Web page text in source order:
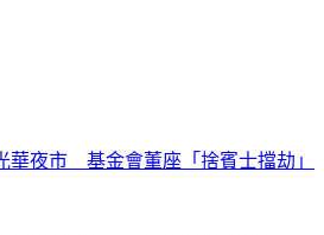
馬林魚！總管盛讚：快升大聯盟了